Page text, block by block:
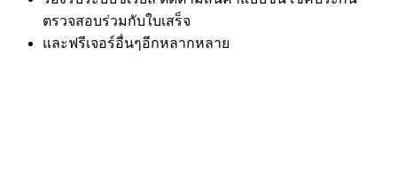
ตรวจสอบร่วมกับใบเสร็จ
และฟรีเจอร์อื่นๆอีกหลากหลาย